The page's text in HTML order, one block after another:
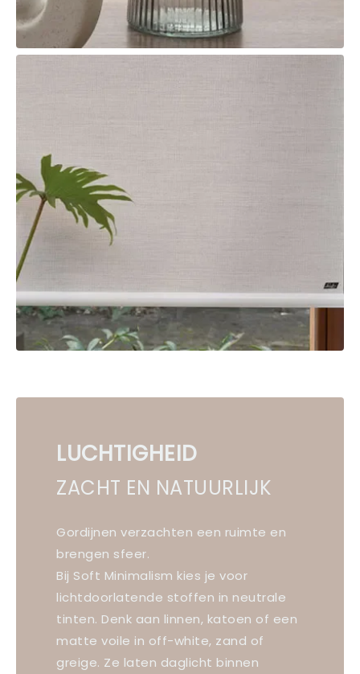
LUCHTIGHEID
ZACHT EN NATUURLIJK
Gordijnen verzachten een ruimte en
brengen sfeer.
Bij Soft Minimalism kies je voor
lichtdoorlatende stoffen in neutrale
tinten. Denk aan linnen, katoen of een
matte voile in off-white, zand of
greige. Ze laten daglicht binnen